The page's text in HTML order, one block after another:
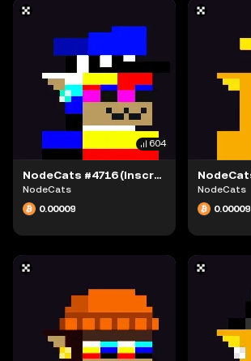
604
NodeCats #4716 (Inscription #63869439)
NodeCats
0.00009
NodeCats
0.00009